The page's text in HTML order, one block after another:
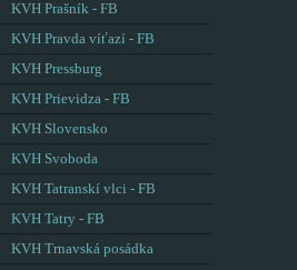
KVH Prašník - FB
KVH Pravda víťazí - FB
KVH Pressburg
KVH Prievidza - FB
KVH Slovensko
KVH Svoboda
KVH Tatranskí vlci - FB
KVH Tatry - FB
KVH Trnavská posádka